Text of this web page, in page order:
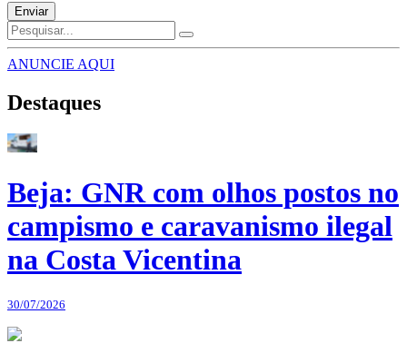
Enviar
ANUNCIE AQUI
Destaques
Beja: GNR com olhos postos no
campismo e caravanismo ilegal
na Costa Vicentina
30/07/2026